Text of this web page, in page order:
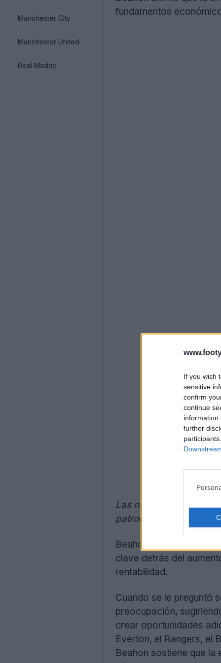
If you wish
sensitive
confirm
continue
information
further
Manchester City
Manchester United
Real Madrid
fundamentos
Las nuevas camisetas
patrocinador, lo que
Beahon citó el
clave detrás del
rentabilidad.
Cuando se le preguntó
preocupación,
crear oportunidades
Everton, el Rangers, el
Beahon sostiene que